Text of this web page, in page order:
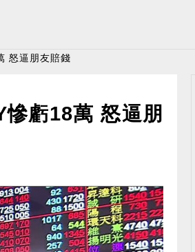
怒逼朋友賠錢
虧18萬 怒逼朋